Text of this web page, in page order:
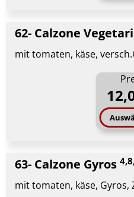
62- Calzone
mit tomaten, käse,
63- Calzone Gyros
mit tomaten, käse, Gyros,